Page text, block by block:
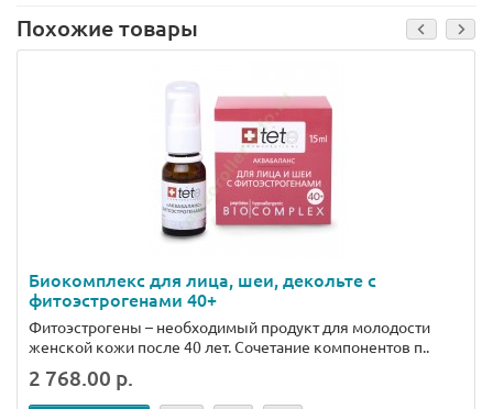
Похожие товары
Биокомплекс для лица, шеи, декольте с
фитоэстрогенами 40+
Фитоэстрогены – необходимый продукт для молодости
женской кожи после 40 лет. Сочетание компонентов п..
2 768.00 р.